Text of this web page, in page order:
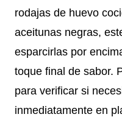
rodajas de huevo
aceitunas negras,
esparcirlas por
toque final de sabor.
para verificar si
inmediatamente en